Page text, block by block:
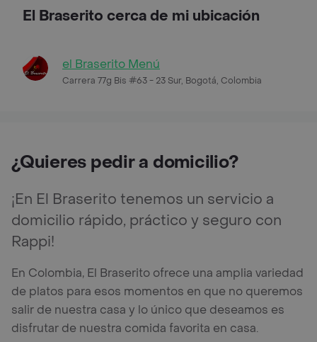
El Braserito cerca de mi ubicación
el Braserito Menú
Carrera 77g Bis #63 - 23 Sur, Bogotá, Colombia
¿Quieres pedir a domicilio?
¡En El Braserito tenemos un servicio a
domicilio rápido, práctico y seguro con
Rappi!
En Colombia, El Braserito ofrece una amplia variedad
de platos para esos momentos en que no queremos
salir de nuestra casa y lo único que deseamos es
disfrutar de nuestra comida favorita en casa.